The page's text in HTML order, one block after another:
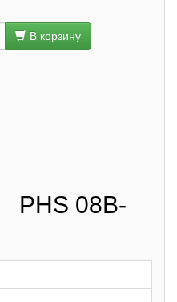
В корзину
PHS 08B-